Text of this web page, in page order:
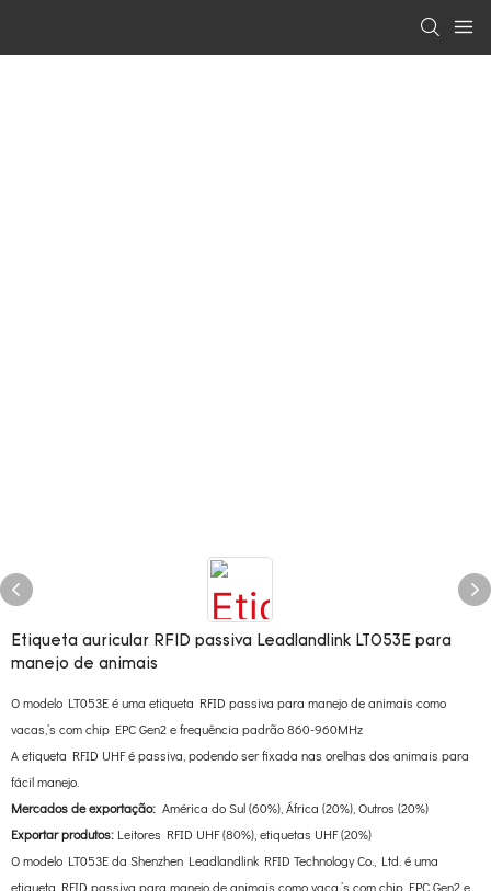
Etiqueta auricular RFID passiva Leadlandlink LT053E para
manejo de animais
O modelo LT053E é uma etiqueta RFID passiva para manejo de animais como
vacas,’s com chip EPC Gen2 e frequência padrão 860-960MHz
A etiqueta RFID UHF é passiva, podendo ser fixada nas orelhas dos animais para
fácil manejo.
Mercados de exportação: América do Sul (60%), África (20%), Outros (20%)
Exportar produtos: Leitores RFID UHF (80%), etiquetas UHF (20%)
O modelo LT053E da Shenzhen Leadlandlink RFID Technology Co., Ltd. é uma
etiqueta RFID passiva para manejo de animais como vaca,’s com chip EPC Gen2 e